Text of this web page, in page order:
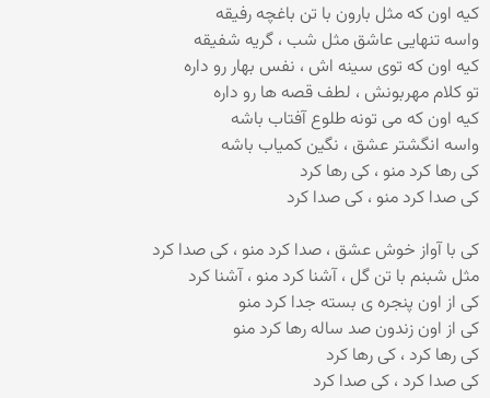
کیه اون که مثل بارون با تن باغچه رفیقه
واسه تنهایی عاشق مثل شب ، گریه شفیقه
کیه اون که توی سینه اش ، نفس بهار رو داره
تو کلام مهربونش ، لطف قصه ها رو داره
کیه اون که می تونه طلوع آفتاب باشه
واسه انگشتر عشق ، نگین کمیاب باشه
کی رها کرد منو ، کی رها کرد
کی صدا کرد منو ، کی صدا کرد
کی با آواز خوش عشق ، صدا کرد منو ، کی صدا کرد
مثل شبنم با تن گل ، آشنا کرد منو ، آشنا کرد
کی از اون پنجره ی بسته جدا کرد منو
کی از اون زندون صد ساله رها کرد منو
کی رها کرد ، کی رها کرد
کی صدا کرد ، کی صدا کرد